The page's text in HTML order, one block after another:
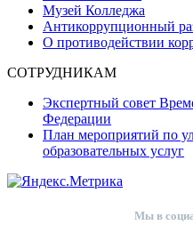
Музей Колледжа
Антикоррупционный
О противодействии
СОТРУДНИКАМ
Экспертный совет
Федерации
План мероприятий по
образовательных услуг
Мы в